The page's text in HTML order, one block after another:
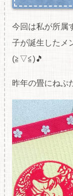
今回は私が所属
子が誕生したメ
(≧▽≦)🎵
昨年の畳にねぷ